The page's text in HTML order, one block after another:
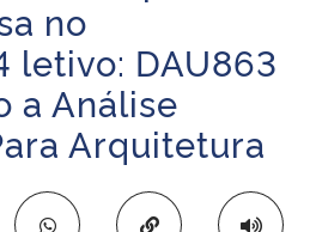
no
letivo: DAU863
a Análise
Arquitetura
Copiar para área